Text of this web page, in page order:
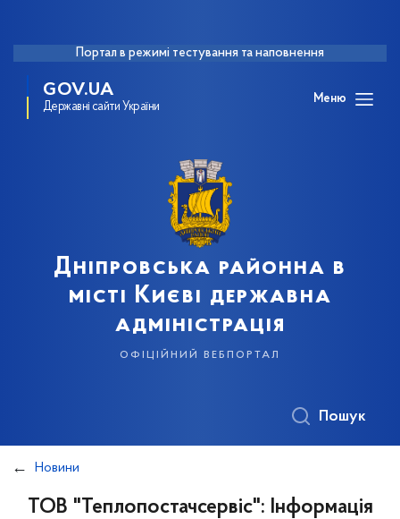
Портал в режимі тестування та наповнення
GOV.UA
Державні сайти України
Меню
Дніпровська районна в
місті Києві державна
адміністрація
офіційний вебпортал
Пошук
Новини
ТОВ "Теплопостачсервіс": Інформація